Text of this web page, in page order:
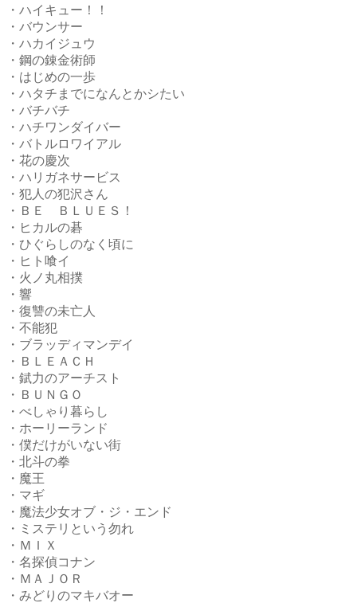
・ハイキュー！！
・バウンサー
・ハカイジュウ
・鋼の錬金術師
・はじめの一歩
・ハタチまでになんとかシたい
・バチバチ
・ハチワンダイバー
・バトルロワイアル
・花の慶次
・ハリガネサービス
・犯人の犯沢さん
・ＢＥ ＢＬＵＥＳ！
・ヒカルの碁
・ひぐらしのなく頃に
・ヒト喰イ
・火ノ丸相撲
・響
・復讐の未亡人
・不能犯
・ブラッディマンデイ
・ＢＬＥＡＣＨ
・錻力のアーチスト
・ＢＵＮＧＯ
・べしゃり暮らし
・ホーリーランド
・僕だけがいない街
・北斗の拳
・魔王
・マギ
・魔法少女オブ・ジ・エンド
・ミステリという勿れ
・ＭＩＸ
・名探偵コナン
・ＭＡＪＯＲ
・みどりのマキバオー